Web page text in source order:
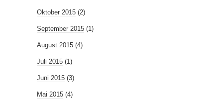
Oktober 2015 (2)
September 2015 (1)
August 2015 (4)
Juli 2015 (1)
Juni 2015 (3)
Mai 2015 (4)